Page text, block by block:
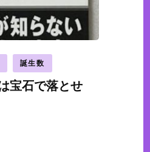
誕生数
宝石で落とせ